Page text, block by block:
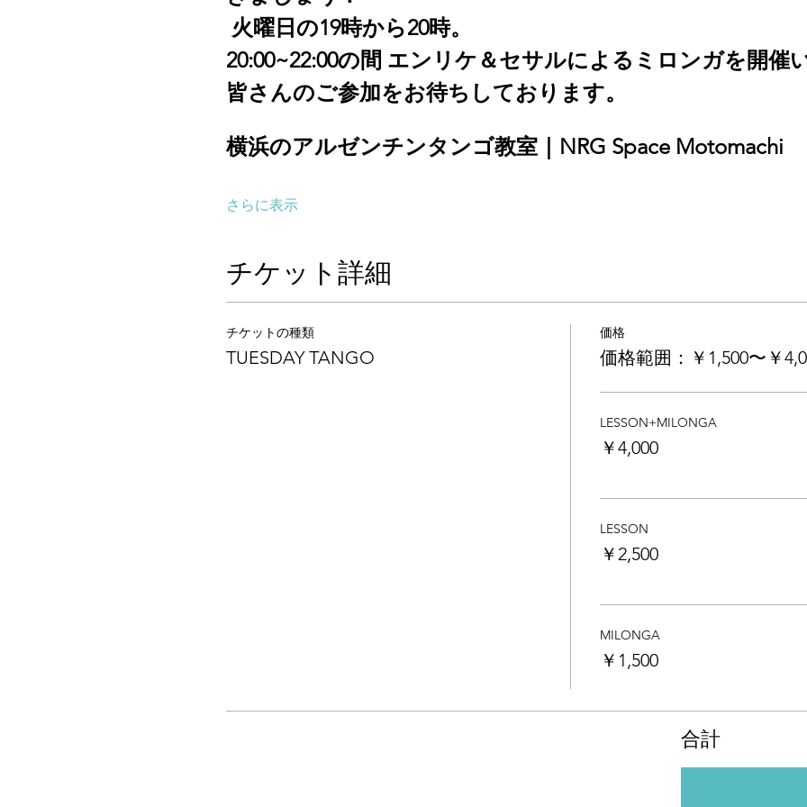
火曜日の19時から20時。
20:00~22:00の間 エンリケ＆セサルによるミロンガを開催
皆さんのご参加をお待ちしております。
横浜のアルゼンチンタンゴ教室｜NRG Space Motomachi
さらに表示
チケット詳細
チケットの種類
TUESDAY TANGO
価格
価格範囲：￥1,500〜￥
LESSON+MILONGA
￥4,000
LESSON
￥2,500
MILONGA
￥1,500
合計